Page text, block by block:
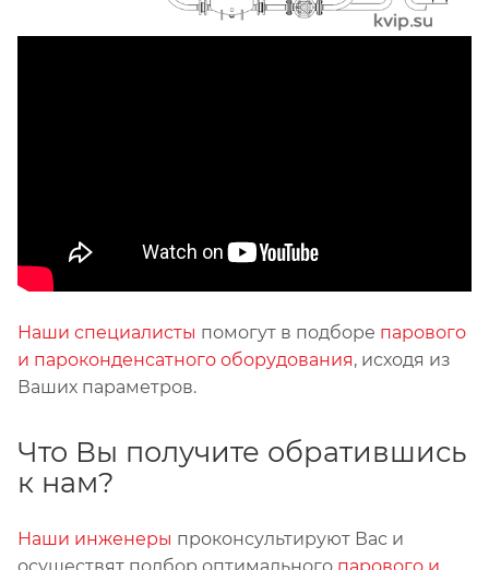
Наши специалисты помогут в подборе парового
и пароконденсатного оборудования, исходя из
Ваших параметров.
Что Вы получите обратившись
к нам?
Наши инженеры проконсультируют Вас и
осуществят подбор оптимального парового и